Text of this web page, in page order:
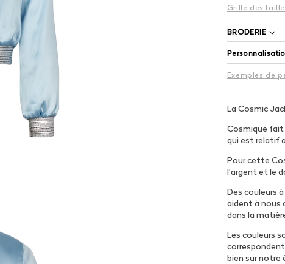
Grille des
BRODERIE
Exemples de
La Cosmic
Cosmique fait
qui est relatif
Pour cette
l’argent et le
Des couleurs
aident à nous
dans la
Les couleurs
bien sur notre